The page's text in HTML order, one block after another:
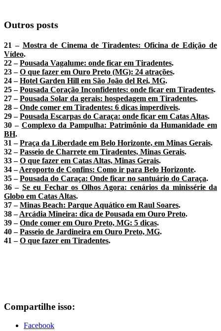
Outros posts
21 – Mostra de Cinema de Tiradentes: Oficina de Edição de
Vídeo.
22 –Pousada Vagalume: onde ficar em Tiradentes.
23 –O que fazer em Ouro Preto (MG): 24 atrações.
24 –Hotel Garden Hill em São João del Rei, MG.
25 –Pousada Coração Inconfidentes: onde ficar em Tiradentes.
27 –Pousada Solar da gerais: hospedagem em Tiradentes.
28 –Onde comer em Tiradentes: 6 dicas imperdíveis.
29 –Pousada Escarpas do Caraça: onde ficar em Catas Altas.
30 – Complexo da Pampulha: Patrimônio da Humanidade em
BH.
31 –Praça da Liberdade em Belo Horizonte, em Minas Gerais.
32 –Passeio de Charrete em Tiradentes, Minas Gerais.
33 –O que fazer em Catas Altas, Minas Gerais.
34 –Aeroporto de Confins: Como ir para Belo Horizonte.
35 –Pousada do Caraça: Onde ficar no santuário do Caraça.
36 – Se eu Fechar os Olhos Agora: cenários da minissérie da
Globo em Catas Altas.
37 –Minas Beach: Parque Aquático em Raul Soares.
38 –Arcádia Mineira: dica de Pousada em Ouro Preto.
39 –Onde comer em Ouro Preto, MG: 5 dicas.
40 –Passeio de Jardineira em Ouro Preto, MG.
41 –O que fazer em Tiradentes.
Compartilhe isso:
Facebook